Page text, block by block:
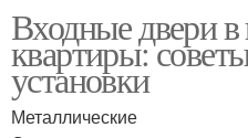
Входные двери в
квартиры:
установки
Металлические